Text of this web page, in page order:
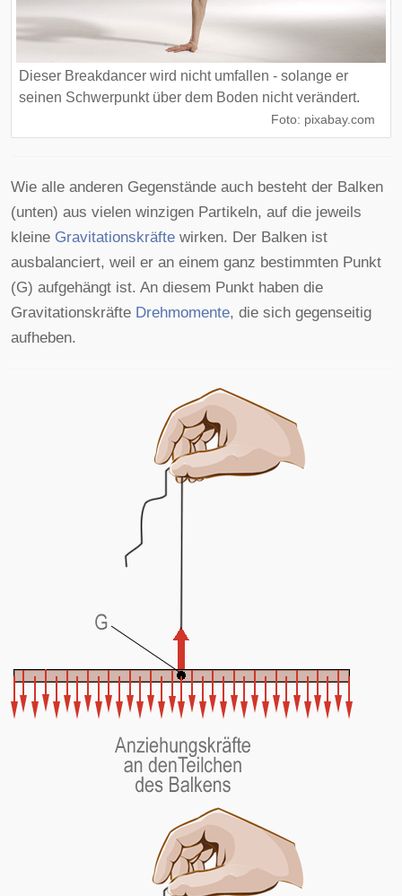
Dieser Breakdancer wird nicht umfallen - solange er
seinen Schwerpunkt über dem Boden nicht verändert.
Foto: pixabay.com
Wie alle anderen Gegenstände auch besteht der Balken
(unten) aus vielen winzigen Partikeln, auf die jeweils
kleine Gravitationskräfte wirken. Der Balken ist
ausbalanciert, weil er an einem ganz bestimmten Punkt
(G) aufgehängt ist. An diesem Punkt haben die
Gravitationskräfte Drehmomente, die sich gegenseitig
aufheben.